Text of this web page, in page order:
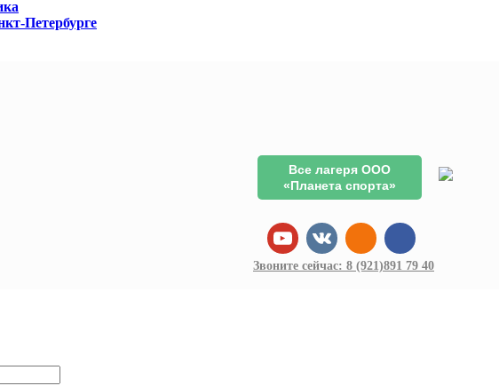
Петербурге
Все лагеря ООО
«Планета спорта»
Звоните сейчас: 8 (921)891 79 40